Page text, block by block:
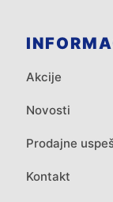
Akcije
Novosti
Prodajne
Kontakt